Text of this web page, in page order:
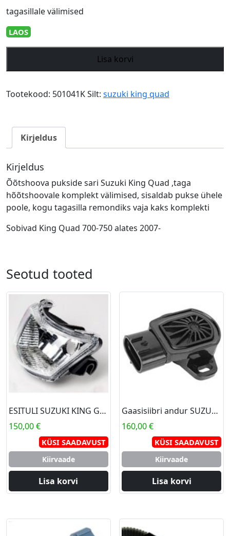
tagasillale välimised
LAOS
Suzuki
kogus
Lisa korvi
Tootekood: 501041KSilt: suzuki king quad
Kirjeldus
Kirjeldus
Õõtshoova pukside sari Suzuki King Quad ,taga
hõõtshoovale komplekt välimised, sisaldab pukse ühele
poole, kogu tagasilla remondiks vaja kaks komplekti
Sobivad King Quad 700-750 alates 2007-
Seotud tooted
ESITULI SUZUKI KING GUAD ÜLEMINE
150,00€
KÜSI SAADAVUST
Kiirvaade
Lisa korvi
Gaasisiibri andur SUZUKI KING QUAD 700
160,00€
KÜSI SAADAVUST
Kiirvaade
Lisa korvi